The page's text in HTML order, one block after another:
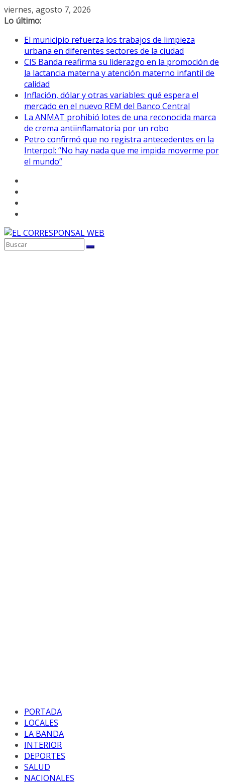
Saltar
al
viernes, agosto 7, 2026
Lo último:
El municipio refuerza los trabajos de limpieza
urbana en diferentes sectores de la ciudad
CIS Banda reafirma su liderazgo en la promoción de
la lactancia materna y atención materno infantil de
calidad
Inflación, dólar y otras variables: qué espera el
mercado en el nuevo REM del Banco Central
La ANMAT prohibió lotes de una reconocida marca
de crema antiinflamatoria por un robo
Petro confirmó que no registra antecedentes en la
Interpol: “No hay nada que me impida moverme por
el mundo”
PORTADA
LOCALES
LA BANDA
INTERIOR
DEPORTES
SALUD
NACIONALES